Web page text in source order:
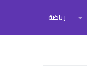
رياضة